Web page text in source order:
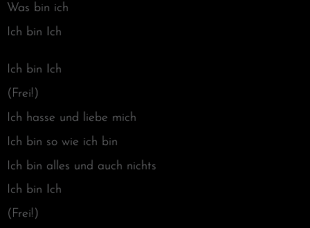
Was bin ich
Ich bin Ich
Ich bin Ich
(Frei!)
Ich hasse und liebe mich
Ich bin so wie ich bin
Ich bin alles und auch nichts
Ich bin Ich
(Frei!)